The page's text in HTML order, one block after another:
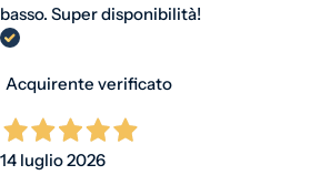
basso. Super disponibilità!
Acquirente verificato
14 luglio 2026